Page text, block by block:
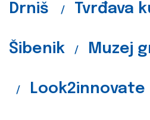
Drniš / Tvrđava
Šibenik / Muzej
/ Look2innovate